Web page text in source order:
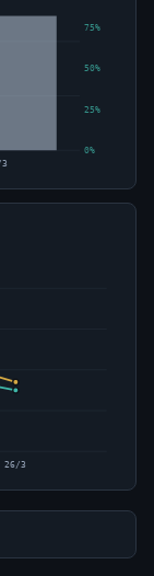
0%
25%
50%
75%
26/3